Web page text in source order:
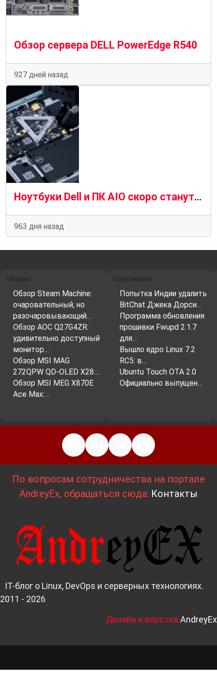
Обзор сервера DELL PowerEdge R540
927 дней назад
Ноутбуки Dell и ПК AIO скоро станут более модульными
963 дня назад
Обзоры
Обзор Steam Machine:
очаровательный, но
разочаровывающий…
Обзор AOC Q27G4ZR:
удивительно доступный
монитор…
Обзор MSI MAG
272QPW QD-OLED X28:…
Обзор MSI MEG X870E
Ace Max:…
Популярное
Попытка Индии удалить
BitChat Джека Дорси…
Программа обновления
прошивки Fwupd 2.1.7
для…
Вышло ядро ​​Linux 7.2
RC5: в…
Ubuntu Touch OTA 2.0
Официально выпущен…
По вопросам сотрудничества на портале
AndreyEx, обращаться сюда: Контакты
IT-блог о Linux, DevOps и серверных технологиях.
2011 - 2026
Дизайн и верстка:AndreyEx